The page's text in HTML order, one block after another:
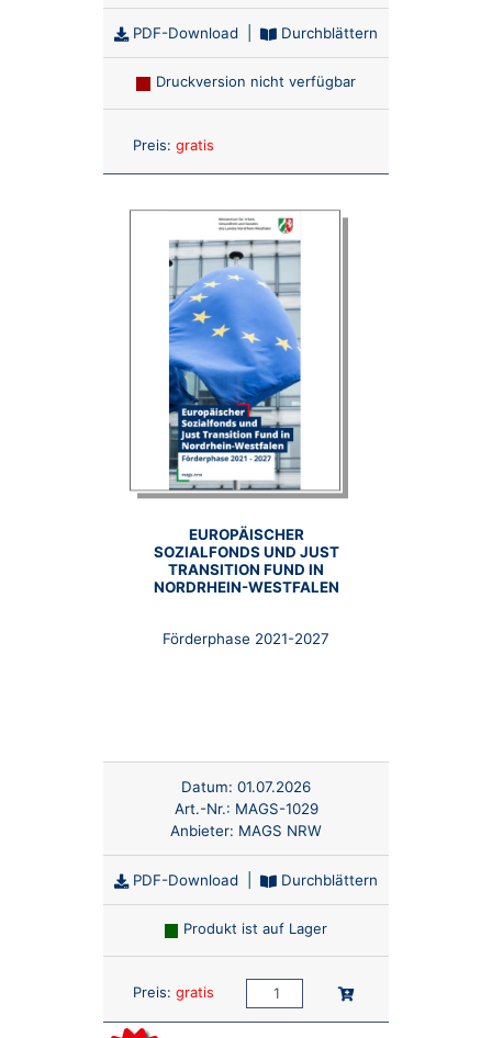
PDF-Download Durchblättern
Druckversion nicht verfügbar
Preis: gratis
EUROPÄISCHER
SOZIALFONDS UND JUST
TRANSITION FUND IN
NORDRHEIN-WESTFALEN
Förderphase 2021-2027
Datum: 01.07.2026
Art.-Nr.: MAGS-1029
Anbieter: MAGS NRW
PDF-Download Durchblättern
Produkt ist auf Lager
Preis: gratis Anzahl: In den Warenkorb